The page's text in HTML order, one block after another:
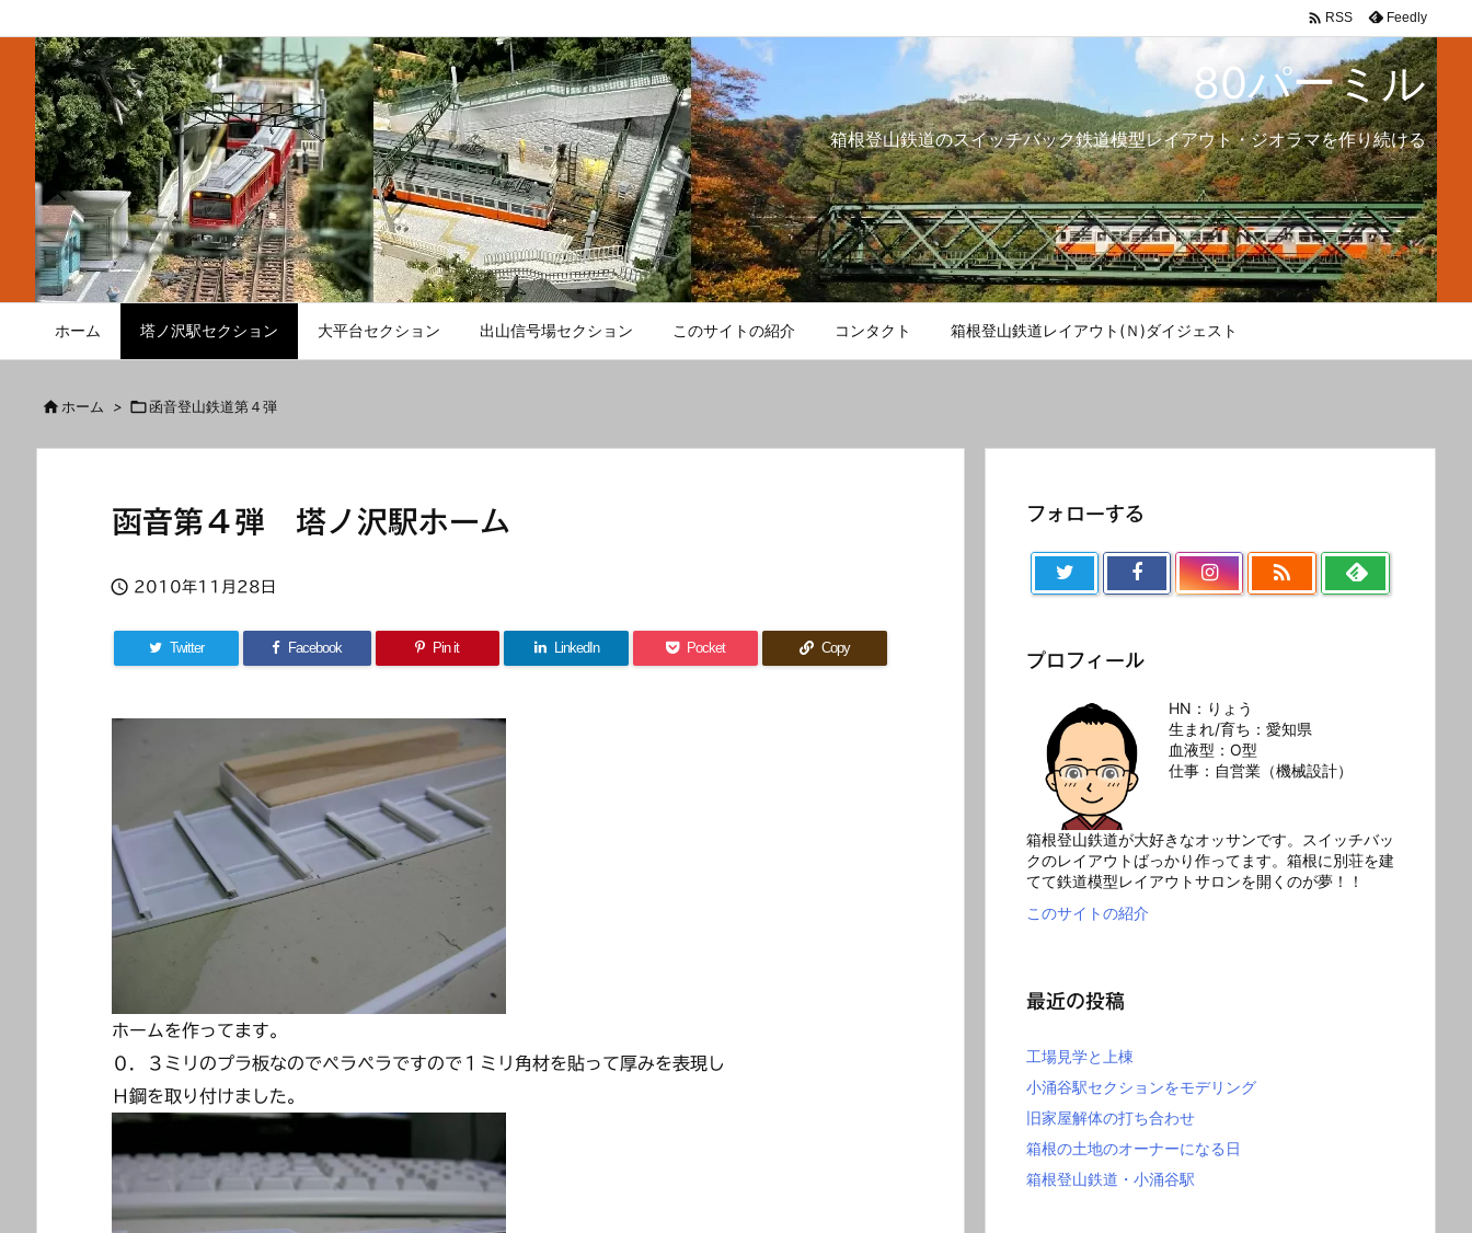
80パーミル
箱根登山鉄道のスイッチバック鉄道模型レイアウト・ジオラマを作り続ける
ホーム 塔ノ沢駅セクション 大平台セクション 出山信号場セクション このサイトの紹介 コンタクト 箱根登山鉄道レイアウト(Ｎ)ダイジェスト
 RSS Feedly
 ホーム > 函音登山鉄道第４弾
函音第４弾 塔ノ沢駅ホーム
 2010年11月28日
Twitter Facebook Pin it LinkedIn Pocket Copy
ホームを作ってます。
０．３ミリのプラ板なのでペラペラですので１ミリ角材を貼って厚みを表現し
Ｈ鋼を取り付けました。
フォローする

プロフィール
HN：りょう
生まれ/育ち：愛知県
血液型：O型
仕事：自営業（機械設計）
箱根登山鉄道が大好きなオッサンです。スイッチバッ
クのレイアウトばっかり作ってます。箱根に別荘を建
てて鉄道模型レイアウトサロンを開くのが夢！！
このサイトの紹介
最近の投稿
工場見学と上棟
小涌谷駅セクションをモデリング
旧家屋解体の打ち合わせ
箱根の土地のオーナーになる日
箱根登山鉄道・小涌谷駅